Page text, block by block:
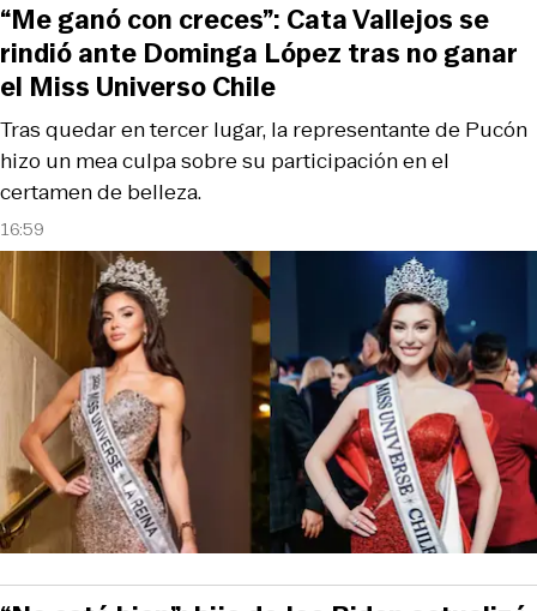
16:59
Tras quedar en tercer lugar, la representante de Pucón
hizo un mea culpa sobre su participación en el
certamen de belleza.
“Me ganó con creces”: Cata Vallejos se
rindió ante Dominga López tras no ganar
el Miss Universo Chile